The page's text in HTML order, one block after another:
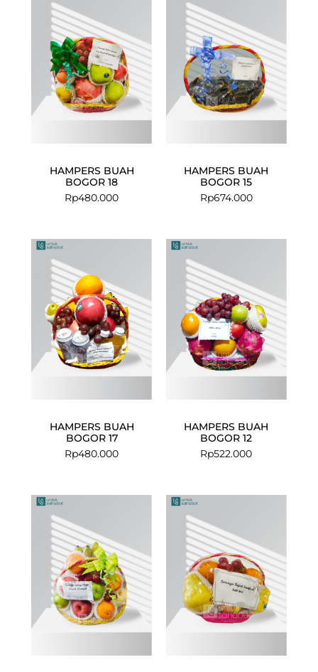
HAMPERS BUAH
BOGOR 18
Rp480.000
HAMPERS BUAH
BOGOR 15
Rp674.000
HAMPERS BUAH
BOGOR 17
Rp480.000
HAMPERS BUAH
BOGOR 12
Rp522.000